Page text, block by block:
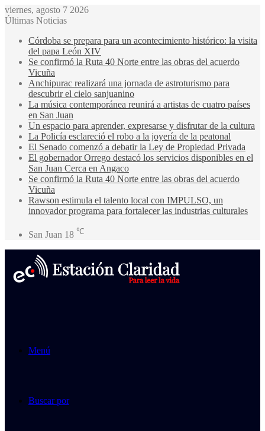
viernes, agosto 7 2026
Últimas Noticias
Córdoba se prepara para un acontecimiento histórico: la visita
del papa León XIV
Se confirmó la Ruta 40 Norte entre las obras del acuerdo
Vicuña
Anchipurac realizará una jornada de astroturismo para
descubrir el cielo sanjuanino
La música contemporánea reunirá a artistas de cuatro países
en San Juan
Un espacio para aprender, expresarse y disfrutar de la cultura
La Policía esclareció el robo a la joyería de la peatonal
El Senado comenzó a debatir la Ley de Propiedad Privada
El gobernador Orrego destacó los servicios disponibles en el
San Juan Cerca en Angaco
Se confirmó la Ruta 40 Norte entre las obras del acuerdo
Vicuña
Rawson estimula el talento local con IMPULSO, un
innovador programa para fortalecer las industrias culturales
San Juan 18 ℃
Menú
Buscar por